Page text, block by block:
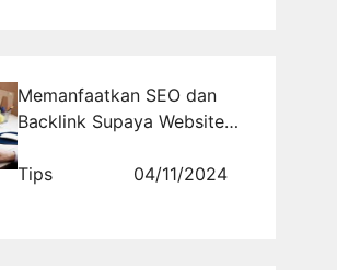
Memanfaatkan SEO dan
Backlink Supaya Website
Tips
04/11/2024